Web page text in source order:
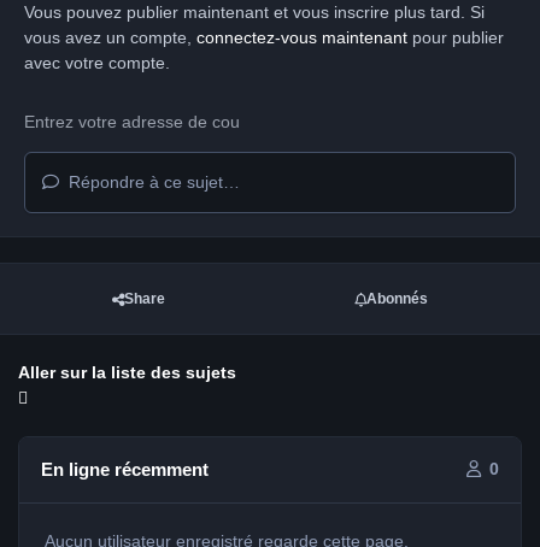
Vous pouvez publier maintenant et vous inscrire plus tard. Si
vous avez un compte, connectez-vous maintenantpour publier
avec votre compte.
Répondre à ce sujet…
Share Abonnés
Aller sur la liste des sujets
En ligne récemment 0
Aucun utilisateur enregistré regarde cette page.